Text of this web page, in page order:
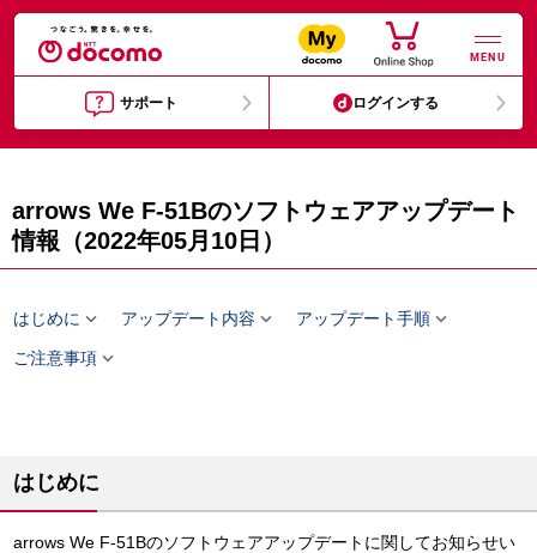
MENU
サポート ログインする
arrows We F-51Bのソフトウェアアップデート
情報（2022年05月10日）
はじめに  アップデート内容  アップデート手順
ご注意事項
はじめに
arrows We F-51Bのソフトウェアアップデートに関してお知らせい